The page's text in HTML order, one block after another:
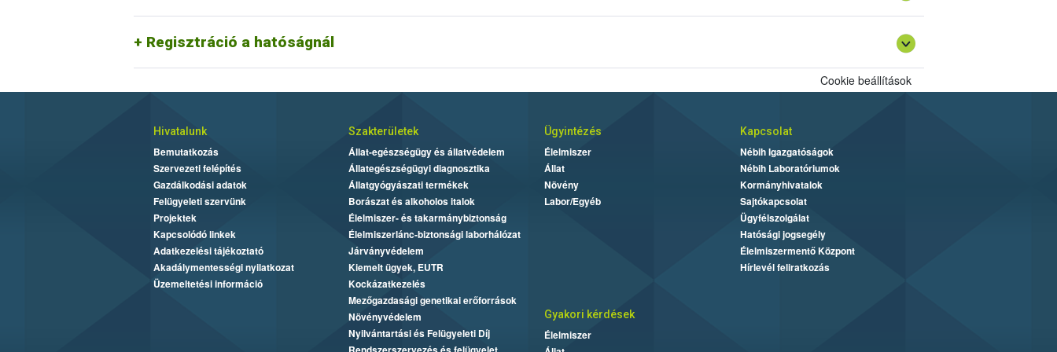
Regisztráció a hatóságnál
Cookie beállítások
Hivatalunk
Bemutatkozás
Szervezeti felépítés
Gazdálkodási adatok
Felügyeleti szervünk
Projektek
Kapcsolódó linkek
Adatkezelési tájékoztató
Akadálymentességi nyilatkozat
Üzemeltetési információ
Szakterületek
Állat-egészségügy és állatvédelem
Állategészségügyi diagnosztika
Állatgyógyászati termékek
Borászat és alkoholos italok
Élelmiszer- és takarmánybiztonság
Élelmiszerlánc-biztonsági laborhálózat
Járványvédelem
Kiemelt ügyek, EUTR
Kockázatkezelés
Mezőgazdasági genetikai erőforrások
Növényvédelem
Nyilvántartási és Felügyeleti Díj
Ügyintézés
Élelmiszer
Állat
Növény
Labor/Egyéb
Kapcsolat
Nébih Igazgatóságok
Nébih Laboratóriumok
Kormányhivatalok
Sajtókapcsolat
Ügyfélszolgálat
Hatósági jogsegély
Élelmiszermentő Központ
Hírlevél feliratkozás
Gyakori kérdések
Élelmiszer